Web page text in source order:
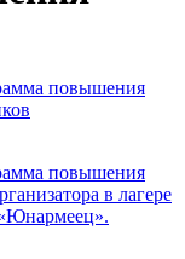
повышения
повышения
в лагере